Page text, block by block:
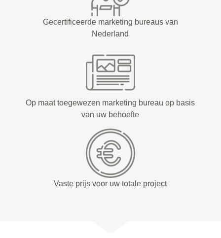
Gecertificeerde marketing bureaus van
Nederland
Op maat toegewezen marketing bureau op basis
van uw behoefte
Vaste prijs voor uw totale project